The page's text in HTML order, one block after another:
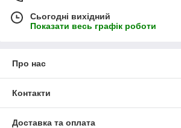
Сьогодні вихідний
Показати весь графік роботи
Про нас
Контакти
Доставка та оплата